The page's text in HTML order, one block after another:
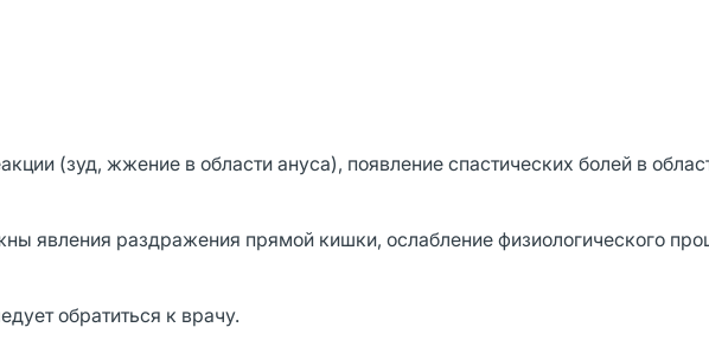
(зуд, жжение в области ануса), появление спастических болей в
явления раздражения прямой кишки, ослабление физиологического
обратиться к врачу.